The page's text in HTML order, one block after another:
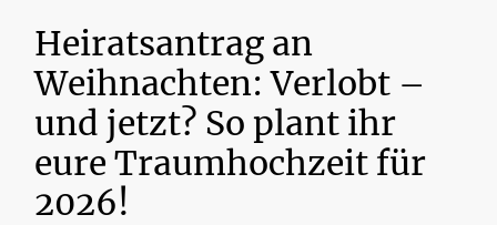
Heiratsantrag an
Weihnachten: Verlobt –
und jetzt? So plant ihr
eure Traumhochzeit für
2026!